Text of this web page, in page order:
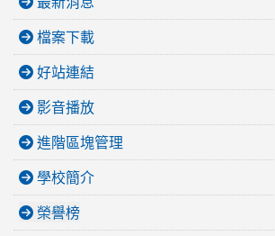
檔案下載
好站連結
影音播放
進階區塊管理
學校簡介
榮譽榜